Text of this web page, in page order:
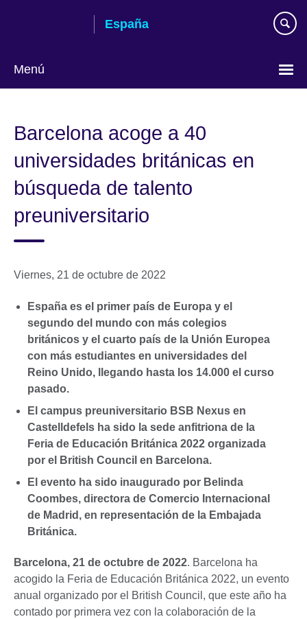
España
Menú
Barcelona acoge a 40
universidades británicas en
búsqueda de talento
preuniversitario
Viernes, 21 de octubre de 2022
España es el primer país de Europa y el
segundo del mundo con más colegios
británicos y el cuarto país de la Unión Europea
con más estudiantes en universidades del
Reino Unido, llegando hasta los 14.000 el curso
pasado.
El campus preuniversitario BSB Nexus en
Castelldefels ha sido la sede anfitriona de la
Feria de Educación Británica 2022 organizada
por el British Council en Barcelona.
El evento ha sido inaugurado por Belinda
Coombes, directora de Comercio Internacional
de Madrid, en representación de la Embajada
Británica.
Barcelona, 21 de octubre de 2022. Barcelona ha
acogido la Feria de Educación Británica 2022, un evento
anual organizado por el British Council, que este año ha
contado por primera vez con la colaboración de la